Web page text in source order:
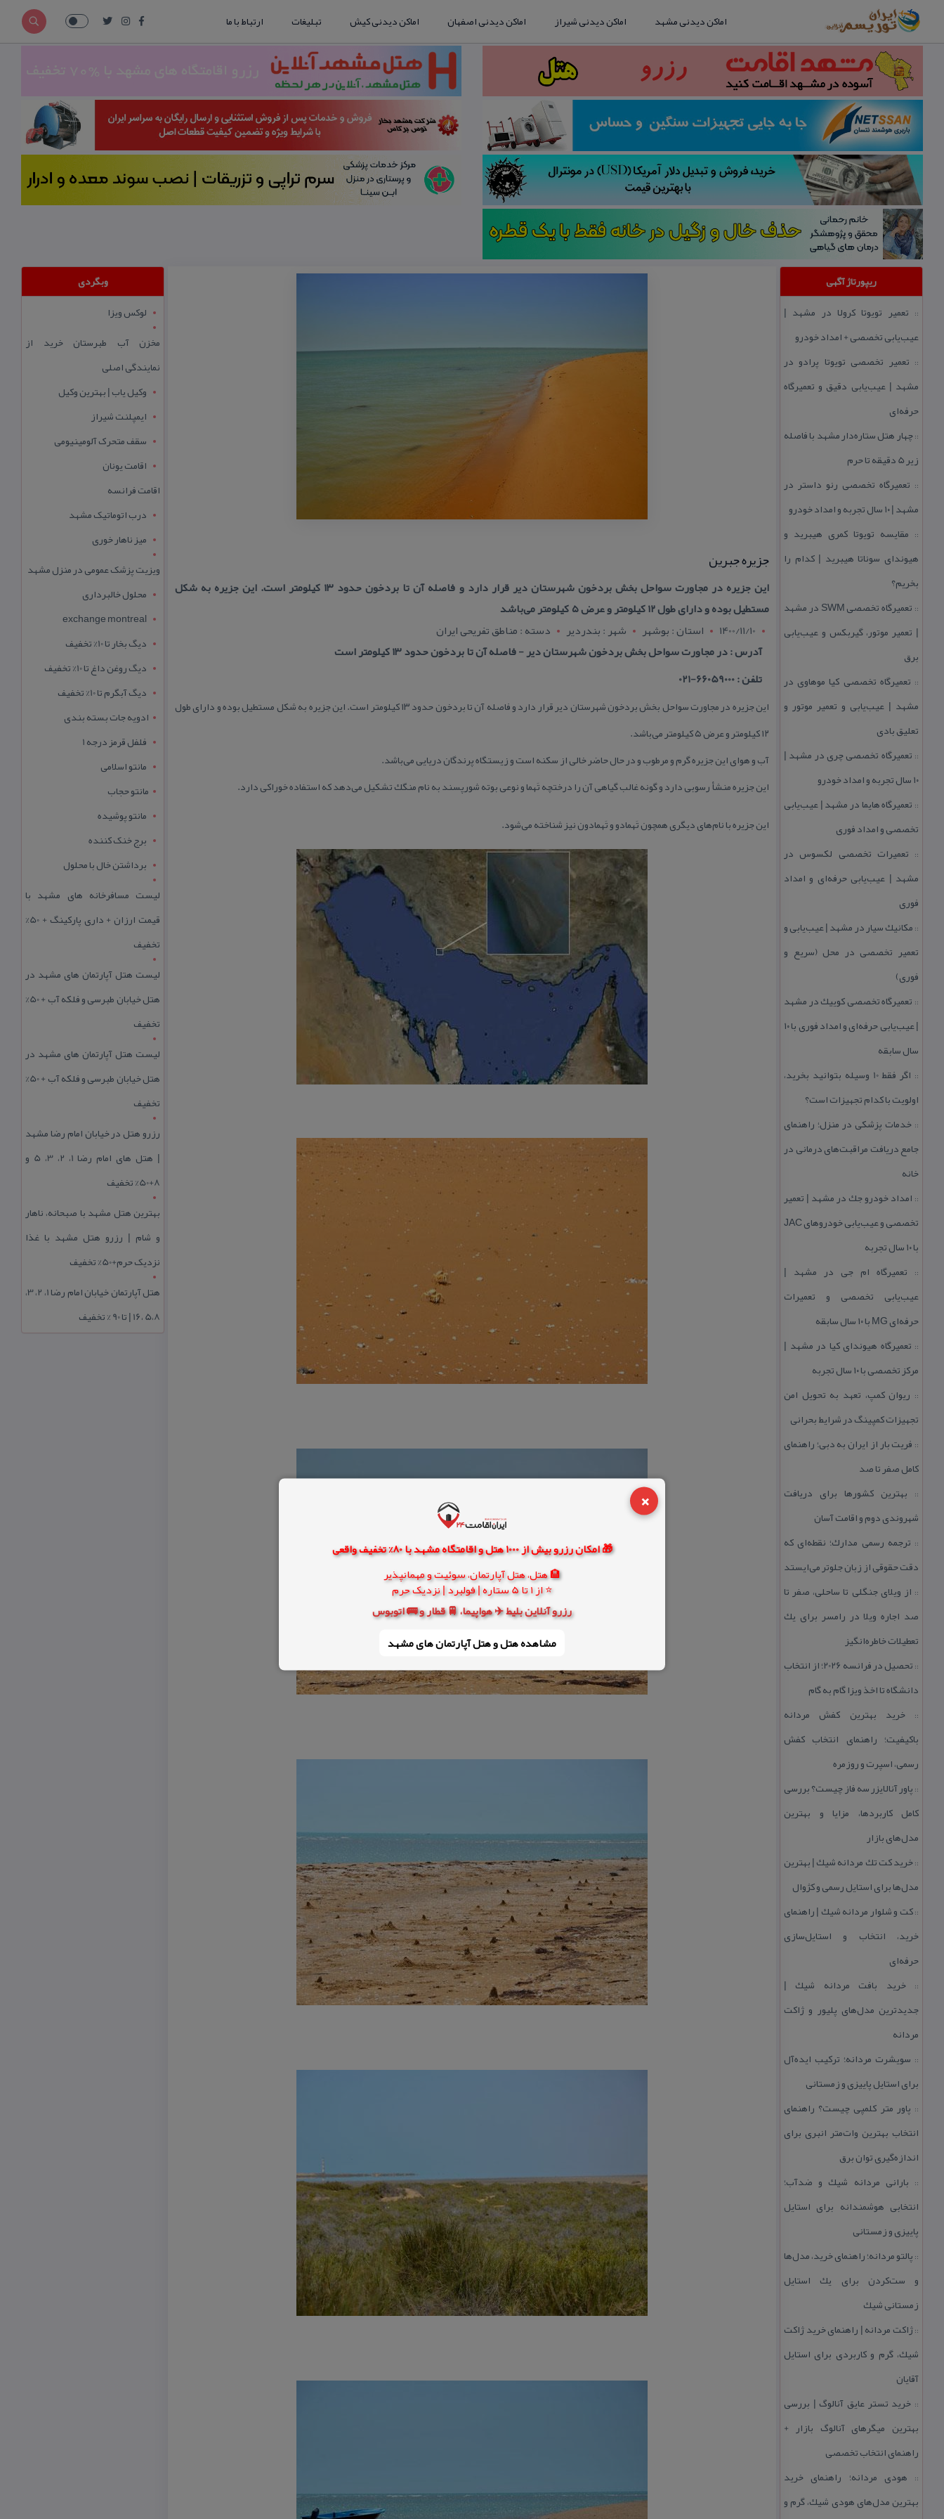
×
🎁 امکان رزرو بیش از 1000 هتل و اقامتگاه مشهد با 80% تخفیف واقعی
🏨 هتل، هتل آپارتمان، سوئیت و مهمانپذیر
⭐ از 1 تا 5 ستاره | فولبرد | نزدیک حرم
رزرو آنلاین بلیط ✈️ هواپیما، 🚆 قطار و 🚌 اتوبوس
مشاهده هتل و هتل‌ آپارتمان های مشهد
اماکن دیدنی مشهد اماکن دیدنی شیراز اماکن دیدنی اصفهان اماکن دیدنی کیش تبلیغات ارتباط با ما
ریپورتاژ آگهی
:: تعمیر تویوتا كرولا در مشهد |
عیب‌یابی تخصصی + امداد خودرو
:: تعمیر تخصصی تویوتا پرادو در
مشهد | عیب‌یابی دقیق و تعمیرگاه
حرفه‌ای
::چهار هتل‌ ستاره‌دار مشهد با فاصله
زیر 5 دقیقه تا حرم
:: تعمیرگاه تخصصی رنو داستر در
مشهد | ۱۰ سال تجربه و امداد خودرو
:: مقایسه تویوتا كمری هیبرید و
هیوندای سوناتا هیبرید | كدام را
بخریم؟
::
تعمیرگاه تخصصی SWM در مشهد
| تعمیر موتور، گیربكس و عیب‌یابی
برق
:: تعمیرگاه تخصصی كیا موهاوی در
مشهد | عیب‌یابی و تعمیر موتور و
تعلیق بادی
:: تعمیرگاه تخصصی چری در مشهد |
۱۰ سال تجربه و امداد خودرو
:: تعمیرگاه هایما در مشهد | عیب‌یابی
تخصصی و امداد فوری
:: تعمیرات تخصصی لكسوس در
مشهد | عیب‌یابی حرفه‌ای و امداد
فوری
:: مكانیك سیار در مشهد | عیب‌یابی و
تعمیر تخصصی در محل (سریع و
فوری)
:: تعمیرگاه تخصصی كوییك در مشهد
| عیب‌یابی حرفه‌ای و امداد فوری با ۱۰
سال سابقه
::
اگر فقط 10 وسیله بتوانید بخرید،
اولویت با كدام تجهیزات است؟
:: خدمات پزشكی در منزل؛ راهنمای
جامع دریافت مراقبت‌های درمانی در
خانه
:: امداد خودرو جك در مشهد | تعمیر
تخصصی و عیب‌یابی خودروهای JAC
با ۱۰ سال تجربه
:: تعمیرگاه ام جی در مشهد |
عیب‌یابی تخصصی و تعمیرات
حرفه‌ای MG با ۱۰ سال سابقه
:: تعمیرگاه هیوندای كیا در مشهد |
مركز تخصصی با ۱۰ سال تجربه
:: ریوان كمپ، تعهد به تحویل امن
تجهیزات كمپینگ در شرایط بحرانی
:: فریت بار از ایران به دبی؛ راهنمای
كامل صفر تا صد
:: بهترین كشورها برای دریافت
شهروندی دوم و اقامت آسان
:: ترجمه رسمی مدارك؛ نقطه‌ای كه
دقت حقوقی از زبان جلوتر می‌ایستد
:: از ویلای جنگلی تا ساحلی، صفر تا
صد اجاره ویلا در رامسر برای یك
تعطیلات خاطره‌انگیز
::
تحصیل در فرانسه 2026؛ از انتخاب
دانشگاه تا اخذ ویزا گام به گام
::خرید بهترین كفش مردانه
باكیفیت؛ راهنمای انتخاب كفش
رسمی، اسپرت و روزمره
:: پاور آنالایزر سه فاز چیست؟ بررسی
كامل كاربردها، مزایا و بهترین
مدل‌های بازار
::خرید كت تك مردانه شیك | بهترین
مدل‌ها برای استایل رسمی و كژوال
::كت و شلوار مردانه شیك | راهنمای
خرید، انتخاب و استایل‌سازی
حرفه‌ای
::خرید بافت مردانه شیك |
جدیدترین مدل‌های پلیور و ژاكت
مردانه
:: سویشرت مردانه؛ تركیب ایده‌آل
برای استایل پاییزی و زمستانی
:: پاور متر كلمپی چیست؟ راهنمای
انتخاب بهترین وات‌متر انبری برای
اندازه‌گیری توان برق
:: بارانی مردانه شیك و ضدآب؛
انتخابی هوشمندانه برای استایل
پاییزی و زمستانی
:: پالتو مردانه؛ راهنمای خرید، مدل‌ها
و ست‌كردن برای یك استایل
زمستانی شیك
::ژاكت مردانه | راهنمای خرید ژاكت
شیك، گرم و كاربردی برای استایل
آقایان
:: خرید تستر عایق آنالوگ | بررسی
بهترین میگرهای آنالوگ بازار +
راهنمای انتخاب تخصصی
:: هودی مردانه؛ راهنمای خرید
بهترین مدل‌های هودی شیك، گرم و
جزیره جبرین
این جزیره در مجاورت سواحل بخش بردخون شهرستان دیر قرار دارد و فاصله آن تا بردخون حدود ۱۳ كیلومتر است. این جزیره به شكل
مستطیل بوده و دارای طول ۱۲ كیلومتر و عرض ۵ كیلومتر می‌باشد
1400/11/10
استان : بوشهر شهر : بندردير
دسته : مناطق تفریحی ایران
آدرس : در مجاورت سواحل بخش بردخون شهرستان دیر - فاصله آن تا بردخون حدود ۱۳ كیلومتر است
تلفن : 66059000-021
این جزیره در مجاورت سواحل بخش بردخون شهرستان دیر قرار دارد و فاصله آن تا بردخون حدود ۱۳ كیلومتر است. این جزیره به شكل مستطیل بوده و دارای طول
۱۲ كیلومتر و عرض ۵ كیلومتر می‌باشد.
آب و هوای این جزیره گرم و مرطوب و در حال حاضر خالی از سكنه است و زیستگاه پرندگان دریایی می‌باشد.
این جزیره منشأ رسوبی دارد و گونه غالب گیاهی آن را درختچه تَهما و نوعی بوته شورپسند به نام منگك تشكیل می‌دهد كه استفاده خوراكی دارد.
این جزیره با نام‌های دیگری همچون تَهمادو و تَهمادون نیز شناخته می‌شود.
وبگردی
لوکس ویزا
مخزن آب طبرستان خرید از
نمایندگی اصلی
وکیل یاب | بهترین وکیل
ایمپلنت شیراز
سقف متحرک آلومینیومی
اقامت یونان
اقامت فرانسه
درب اتوماتیک مشهد
میز ناهار خوری
ویزیت پزشک عمومی در منزل مشهد
محلول خالبرداری
exchange montreal
دیگ بخار تا 10% تخفیف
دیگ روغن داغ تا 10% تخفیف
دیگ آبگرم تا 10% تخفیف
ادویه جات بسته بندی
فلفل قرمز درجه 1
مانتو اسلامی
مانتو حجاب
مانتو پوشیده
برج خنک کننده
برداشتن خال با محلول
لیست مسافرخانه های مشهد با
قیمت ارزان + داری پارکینگ + 50%
تخفیف
لیست هتل آپارتمان های مشهد در
هتل خیابان طبرسی و فلکه آب + 50%
تخفیف
لیست هتل آپارتمان های مشهد در
هتل خیابان طبرسی و فلکه آب + 50%
تخفیف
رزرو هتل در خیابان امام رضا مشهد
| هتل‌ های امام رضا 1، 2، 3، 5 و
8+50% تخفیف
بهترین هتل مشهد با صبحانه، ناهار
و شام | رزرو هتل مشهد با غذا
نزدیک حرم+50% تخفیف
هتل آپارتمان خیابان امام رضا 1، 2، 3،
5،8 ،16 | تا 90 % تخفیف